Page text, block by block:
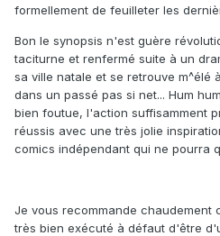
formellement de feuilleter les
Bon le synopsis n'est guère
taciturne et renfermé suite à un
sa ville natale et se retrouve m^élé
dans un passé pas si net... Hum
bien foutue, l'action suffisamment
réussis avec une très jolie
comics indépendant qui ne pourra
Je vous recommande chaudement
très bien exécuté à défaut d'être